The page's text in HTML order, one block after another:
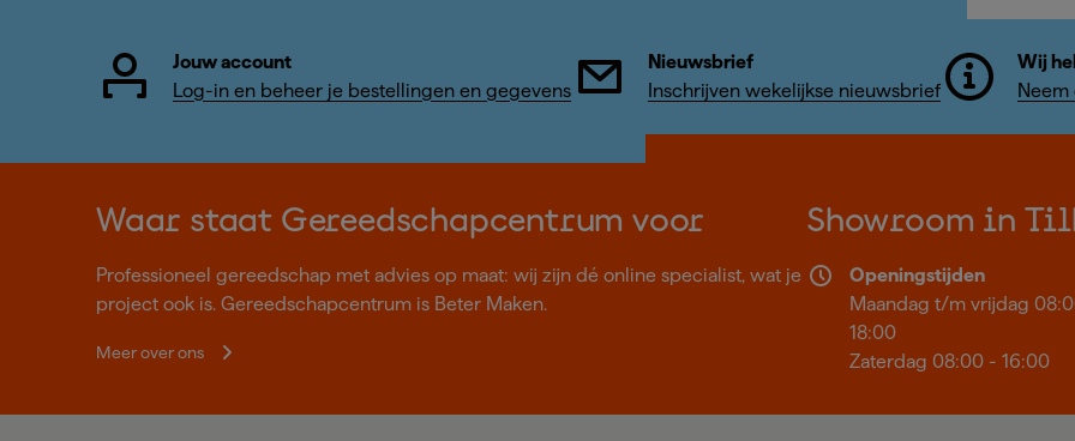
Jouw account
Log-in en beheer je bestellingen en gegevens
Nieuwsbrief
Inschrijven wekelijkse nieuwsbrief
Wij
Waar staat Gereedschapcentrum voor
Professioneel gereedschap met advies op maat: wij zijn dé online specialist, wat je
project ook is. Gereedschapcentrum is Beter Maken.
Meer over ons
Showroom in
Openingstijden
Maandag t/m vrijdag
18:00
Zaterdag 08:00 - 16:00